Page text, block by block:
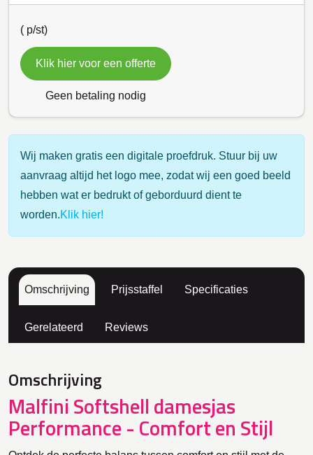
( p/st)
Klik hier voor een offerte
Geen betaling nodig
Wij maken gratis een digitale proefdruk. Stuur bij uw
aanvraag altijd het logo mee, zodat wij een goed beeld
hebben wat er bedrukt of geborduurd dient te
worden.Klik hier!
Omschrijving Prijsstaffel Specificaties
Gerelateerd Reviews
Omschrijving
Malfini Softshell damesjas
Performance - Comfort en Stijl